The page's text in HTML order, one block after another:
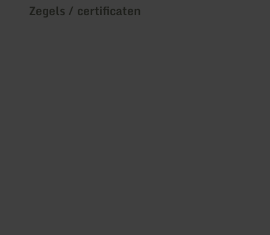
Zegels / certificaten